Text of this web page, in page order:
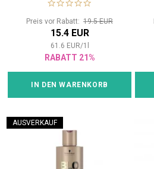
Preis vor Rabatt: 19.5 EUR
15.4 EUR
61.6 EUR/1
RABATT 21%
IN DEN WARENKORB
AUSVERKAUF